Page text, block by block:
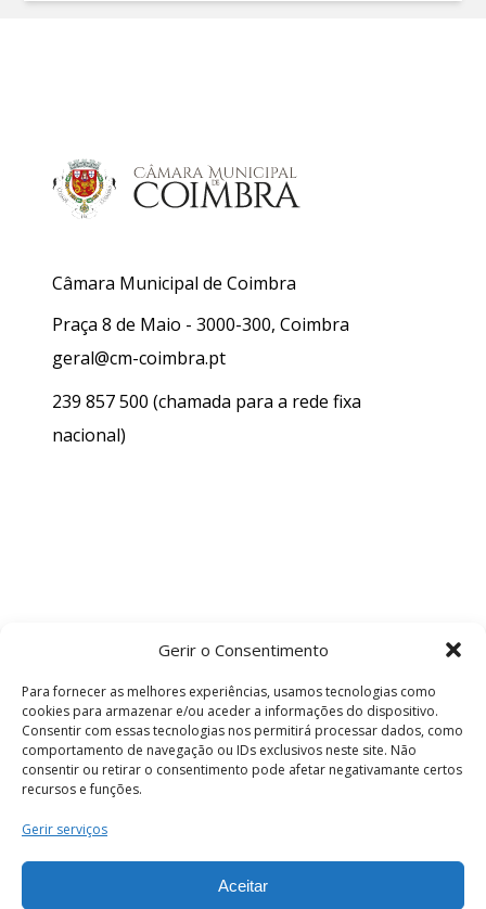
Gerir o Consentimento
Para fornecer as melhores experiências, usamos tecnologias como
cookies para armazenar e/ou aceder a informações do dispositivo.
Consentir com essas tecnologias nos permitirá processar dados, como
comportamento de navegação ou IDs exclusivos neste site. Não
consentir ou retirar o consentimento pode afetar negativamante certos
recursos e funções.
Gerir serviços
Aceitar
Câmara Municipal de Coimbra
Praça 8 de Maio - 3000-300, Coimbra
geral@cm-coimbra.pt
239 857 500 (chamada para a rede fixa
nacional)
Termos e Condições